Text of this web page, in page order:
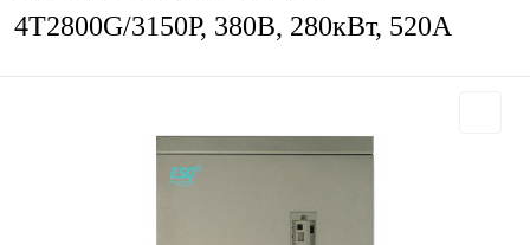
4T2800G/3150P, 380В, 280кВт, 520А